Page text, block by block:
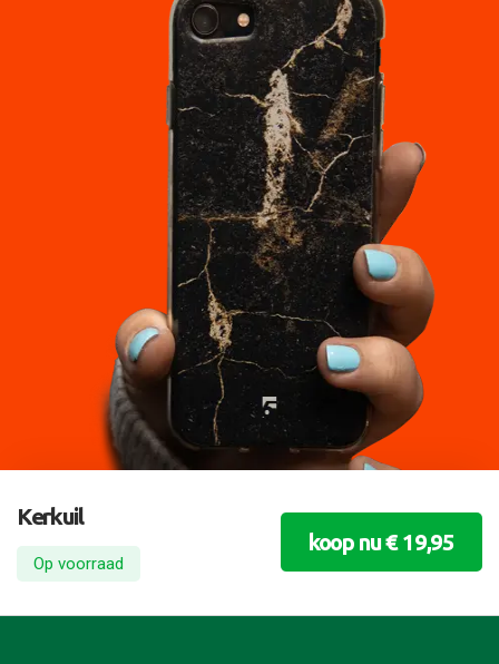
Kerkuil
Op voorraad
koop nu € 19,95